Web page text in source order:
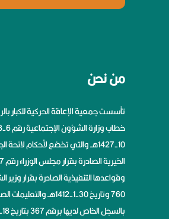
من نحن
تأسست جمعية الإعاقة الحركية للكبار
10-1427هــ والتي تخضع لأحكام
وقواعدها التنفيذية الصادرة بقرار
760 وتاريخ 30-1-1412هــ
بالسجل الخاص لديها برقم 367 بتاريخ 18-7-1428هــ.